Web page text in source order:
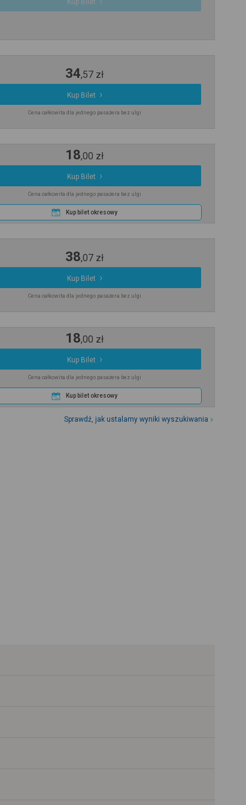
34,57 zł
Kup Bilet
Cena całkowita dla jednego pasażera bez ulgi
18,00 zł
Kup Bilet
Cena całkowita dla jednego pasażera bez ulgi
Kup bilet okresowy
38,07 zł
Kup Bilet
Cena całkowita dla jednego pasażera bez ulgi
18,00 zł
Kup Bilet
Cena całkowita dla jednego pasażera bez ulgi
Kup bilet okresowy
Sprawdź, jak ustalamy wyniki wyszukiwania